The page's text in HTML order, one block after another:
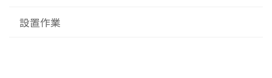
設置作業